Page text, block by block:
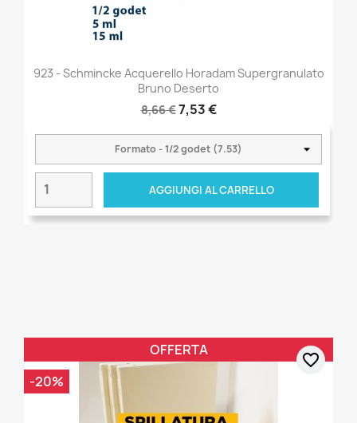
923 - Schmincke Acquerello Horadam Supergranulato
Bruno Deserto
8,66 €7,53 €
AGGIUNGI AL CARRELLO
OFFERTA
-20%
favorite_border